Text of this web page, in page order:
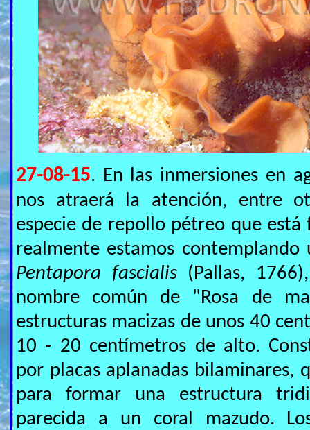
27-08-15. En las inmersiones en
nos atraerá la atención, entre
especie de repollo pétreo que está
realmente estamos contemplando
Pentapora fascialis(Pallas,
nombre común de "Rosa de
estructuras macizas de unos 40
10 - 20 centímetros de alto.
por placas aplanadas bilaminares,
para formar una estructura
parecida a un coral mazudo.